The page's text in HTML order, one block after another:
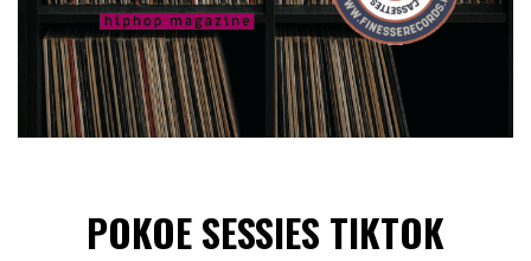
POKOE SESSIES TIKTOK